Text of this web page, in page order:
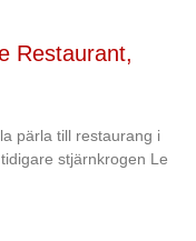
Restaurant,
pärla till restaurang i
stjärnkrogen Le